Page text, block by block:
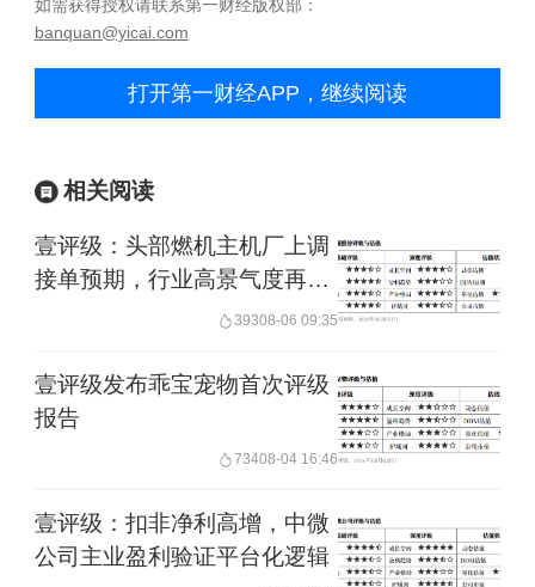
如需获得授权请联系第一财经版权部：
banquan@yicai.com
打开第一财经APP，继续阅读
相关阅读
壹评级：头部燃机主机厂上调
接单预期，行业高景气度再获
39308-06 09:35
壹评级发布乖宝宠物首次评级
报告
73408-04 16:46
壹评级：扣非净利高增，中微
公司主业盈利验证平台化逻辑